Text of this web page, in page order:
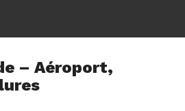
– Aéroport,